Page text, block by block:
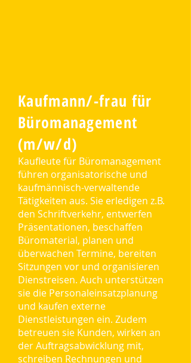
Kaufmann/-frau für
Büromanagement
(m/w/d)
Kaufleute für Büromanagement
führen organisatorische und
kaufmännisch-verwaltende
Tätigkeiten aus. Sie erledigen z.B.
den Schriftverkehr, entwerfen
Präsentationen, beschaffen
Büromaterial, planen und
überwachen Termine, bereiten
Sitzungen vor und organisieren
Dienstreisen. Auch unterstützen
sie die Personaleinsatzplanung
und kaufen externe
Dienstleistungen ein. Zudem
betreuen sie Kunden, wirken an
der Auftragsabwicklung mit,
schreiben Rechnungen und